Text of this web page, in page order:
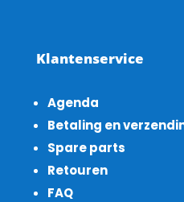
Klantenservice
Agenda
Betaling en
Spare parts
Retouren
FAQ